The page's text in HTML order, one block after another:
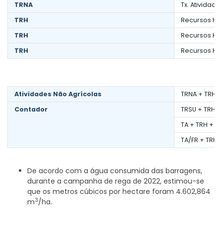
TRNA
Tx.
TRH
Recursos
TRH
Recursos
TRH
Recursos
Atividades Não Agrícolas
TRNA + TRH
Contador
TRSU + TRH
TA + TRH +
TA/FR + TRH
De acordo com a água consumida das barragens,
durante a campanha de rega de 2022, estimou-se
que os metros cúbicos por hectare foram 4.602,864
m3/ha.